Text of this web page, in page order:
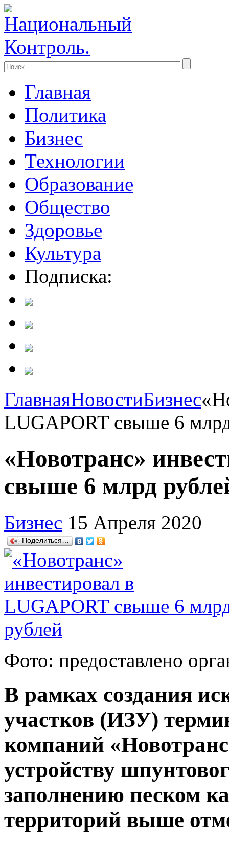
Главная
Политика
Бизнес
Технологии
Образование
Общество
Здоровье
Культура
Подписка:
ГлавнаяНовостиБизнес
LUGAPORT свыше 6
«Новотранс»
свыше 6 млрд
Бизнес 15 Апреля 2020
Поделиться…
Фото: предоставлено
В рамках создания
участков (ИЗУ)
компаний
устройству
заполнению песком
территорий выше